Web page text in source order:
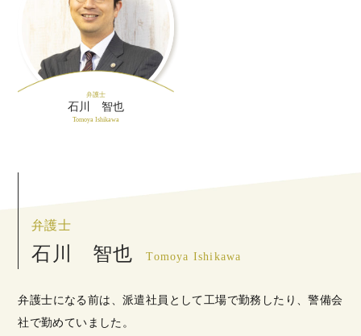
弁護士
石川 智也
Tomoya Ishikawa
弁護士
石川 智也 Tomoya Ishikawa
弁護士になる前は、派遣社員として工場で勤務したり、警備会
社で勤めていました。